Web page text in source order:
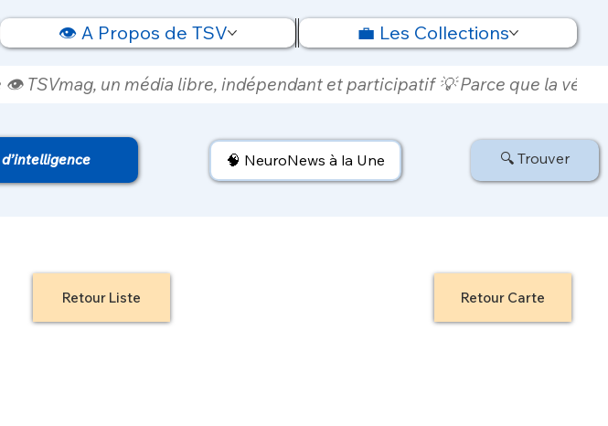
👁️ A Propos de TSV 💼 Les Collections
TSVmag, un média libre, indépendant et participatif 💡 Parce que la
d’intelligence 🧠 NeuroNews à la Une 🔍 Trouver
Retour Liste Retour Carte